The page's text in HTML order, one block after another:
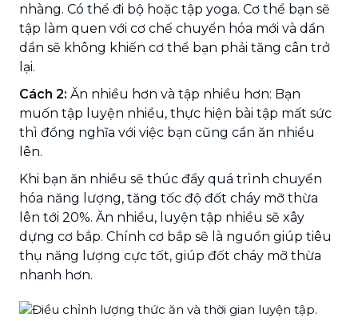
nhàng. Có thể đi bộ hoặc tập yoga. Cơ thể bạn sẽ
tập làm quen với cơ chế chuyển hóa mới và dần
dần sẽ không khiến cơ thể bạn phải tăng cân trở
lại.
Cách 2: Ăn nhiều hơn và tập nhiều hơn: Bạn
muốn tập luyện nhiều, thực hiện bài tập mất sức
thì đồng nghĩa với việc bạn cũng cần ăn nhiều
lên.
Khi bạn ăn nhiều sẽ thúc đẩy quá trình chuyển
hóa năng lượng, tăng tốc độ đốt cháy mỡ thừa
lên tới 20%. Ăn nhiều, luyện tập nhiều sẽ xây
dựng cơ bắp. Chính cơ bắp sẽ là nguồn giúp tiêu
thụ năng lượng cực tốt, giúp đốt cháy mỡ thừa
nhanh hơn.